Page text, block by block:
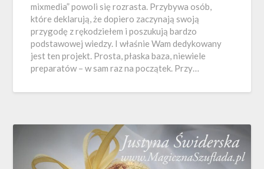
mixmedia” powoli się rozrasta. Przybywa osób,
które deklarują, że dopiero zaczynają swoją
przygodę z rękodziełem i poszukują bardzo
podstawowej wiedzy. I właśnie Wam dedykowany
jest ten projekt. Prosta, płaska baza, niewiele
preparatów – w sam raz na początek. Przy…